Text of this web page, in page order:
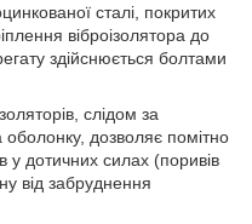
сталі, покритих
віброізолятора до
здійснюється болтами
слідом за
дозволяє помітно
у дотичних силах (поривів
від забруднення